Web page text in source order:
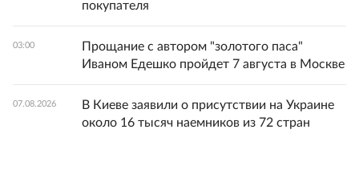
покупателя
03:00
Прощание с автором "золотого паса"
Иваном Едешко пройдет 7 августа в Москве
07.08.2026
В Киеве заявили о присутствии на Украине
около 16 тысяч наемников из 72 стран